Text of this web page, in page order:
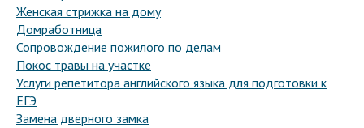
Женская стрижка на дому
Домработница
Сопровождение пожилого по делам
Покос травы на участке
Услуги репетитора английского языка для подготовки к
ЕГЭ
Замена дверного замка